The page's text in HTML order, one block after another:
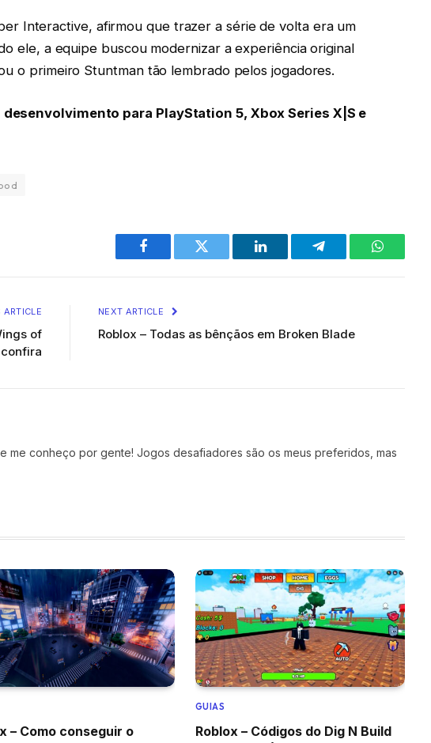
Interactive, afirmou que trazer a série de volta era um
ele, a equipe buscou modernizar a experiência original
o primeiro Stuntman tão lembrado pelos jogadores.
para PlayStation 5, Xbox Series X|S e
Facebook Twitter LinkedIn Telegram WhatsApp
ARTICLE
of
NEXT ARTICLE
Roblox – Todas as bênçãos em Broken Blade
me conheço por gente! Jogos desafiadores são os meus preferidos, mas
– Como conseguir o
GUIAS
Roblox – Códigos do Dig N Build